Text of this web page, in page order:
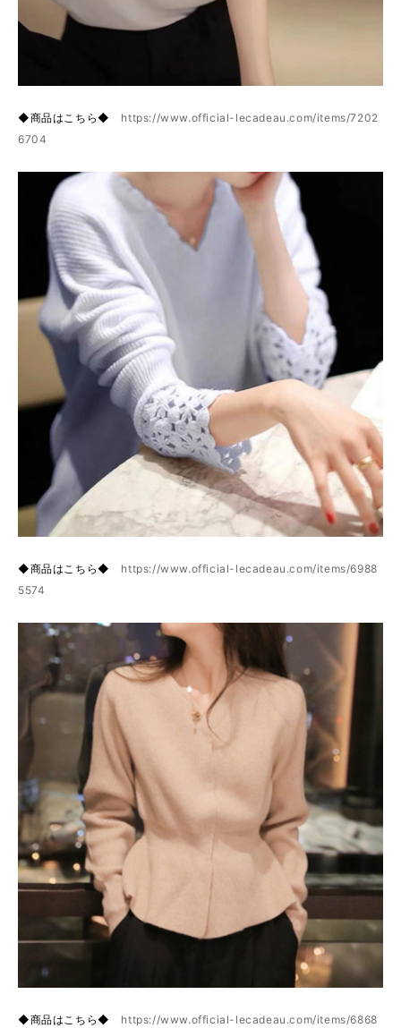
◆商品はこちら◆ https://www.official-lecadeau.com/items/7202
6704
◆商品はこちら◆ https://www.official-lecadeau.com/items/6988
5574
◆商品はこちら◆ https://www.official-lecadeau.com/items/6868